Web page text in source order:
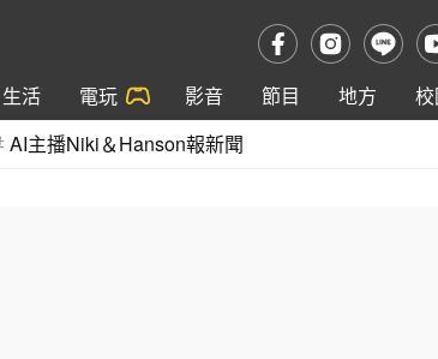
生活 電玩 影音 節目 地方
AI主播Niki＆Hanson報新聞